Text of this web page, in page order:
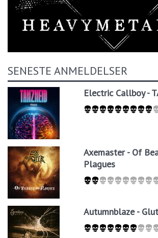
SENESTE ANMELDELSER
Electric Callboy -
Axemaster - Of
Plagues
Autumnblaze - Glut